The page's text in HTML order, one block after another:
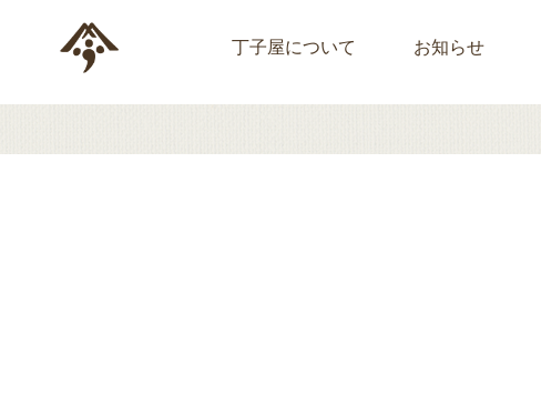
丁子屋について お知らせ